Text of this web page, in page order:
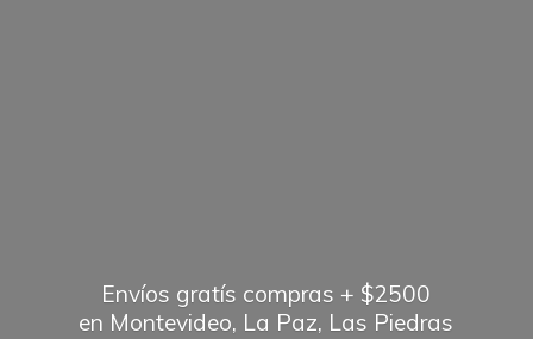
Envíos gratís compras + $2500
en Montevideo, La Paz, Las Piedras